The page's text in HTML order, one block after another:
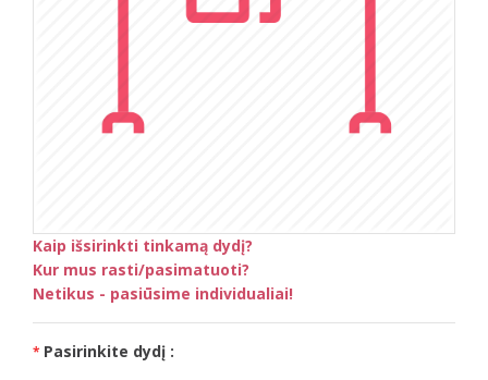
Kaip išsirinkti tinkamą dydį?
Kur mus rasti/pasimatuoti?
Netikus - pasiūsime individualiai!
Pasirinkite dydį :